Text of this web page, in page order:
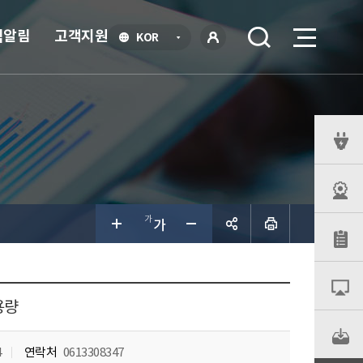
KOR언
그인
림 고객지원
량
연락처 0613308347
뉴